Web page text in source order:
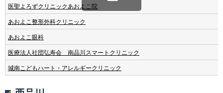
医聖よろずクリニックあおよこ院
あおよこ整形外科クリニック
あおよこ眼科
医療法人社団弘寿会 南品川スマートクリニック
城南こどもハート・アレルギークリニック